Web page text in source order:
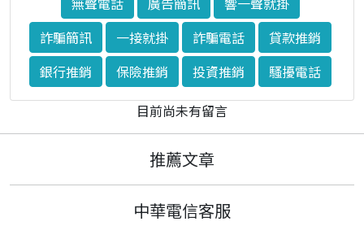
詐騙簡訊
一接就掛 詐騙電話
貸款推銷
銀行推銷
保險推銷 投資推銷
騷擾電話
目前尚未有留言
推薦文章
中華電信客服